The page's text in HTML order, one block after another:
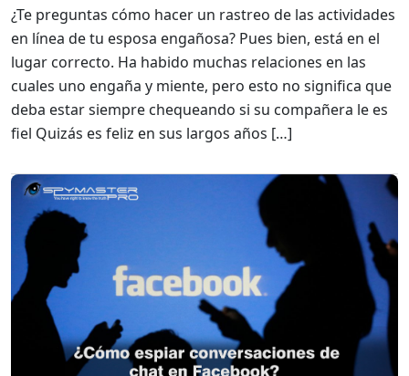
¿Te preguntas cómo hacer un rastreo de las actividades
en línea de tu esposa engañosa? Pues bien, está en el
lugar correcto. Ha habido muchas relaciones en las
cuales uno engaña y miente, pero esto no significa que
deba estar siempre chequeando si su compañera le es
fiel Quizás es feliz en sus largos años […]